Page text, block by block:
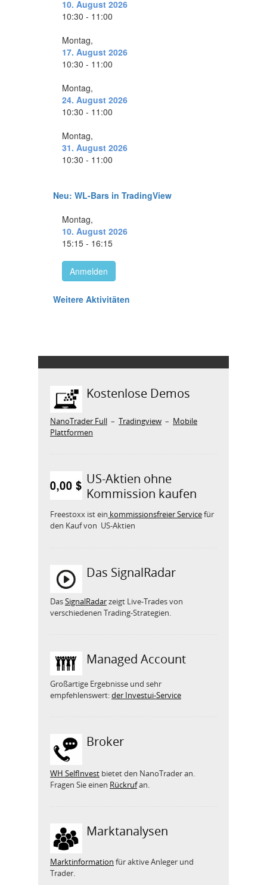
Kostenlose Demos
NanoTrader Full – Tradingview – Mobile
Plattformen
US-Aktien ohne
Kommission kaufen
Freestoxx ist ein kommissionsfreier Servicefür
den Kauf von US-Aktien
Das SignalRadar
DasSignalRadarzeigt Live-Trades von
verschiedenen Trading-Strategien.
Managed Account
Großartige Ergebnisse und sehr
empfehlenswert:der Investui-Service
Broker
WH SelfInvest bietet den NanoTrader an.
Fragen Sie einen Rückrufan.
Marktanalysen
Marktinformation für aktive Anleger und
Trader.